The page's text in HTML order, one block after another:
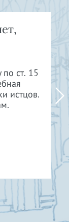
ст. 15
истцов.